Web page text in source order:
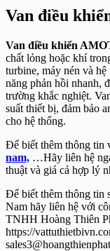
Van điều
Van điều khiển
chất lỏng hoặc khí
turbine, máy nén và
năng phản hồi nhanh,
trường khắc nghiệt.
suất thiết bị, đảm bảo
cho hệ thống.
Để biết thêm thông tin
nam, …Hãy liên hệ
thuật và giá cả hợp lý
Để biết thêm thông tin
Nam hãy liên hệ với
TNHH Hoàng Thiên
https://